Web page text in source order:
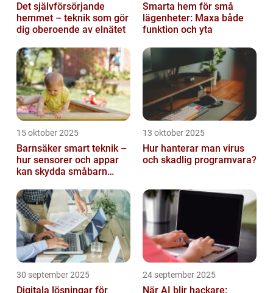
Det självförsörjande
hemmet – teknik som gör
dig oberoende av elnätet
Smarta hem för små
lägenheter: Maxa både
funktion och yta
15 oktober 2025
Barnsäker smart teknik –
hur sensorer och appar
kan skydda småbarn
13 oktober 2025
Hur hanterar man virus
och skadlig programvara?
30 september 2025
Digitala lösningar för
24 september 2025
När AI blir hackare: